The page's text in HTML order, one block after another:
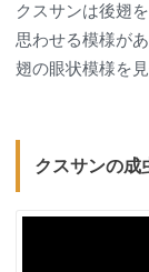
クスサンは後翅
思わせる模様が
翅の眼状模様を
クスサンの成